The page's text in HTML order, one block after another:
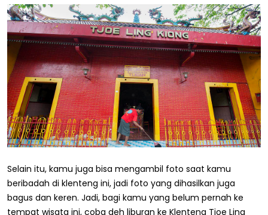
Selain itu, kamu juga bisa mengambil foto saat kamu
beribadah di klenteng ini, jadi foto yang dihasilkan juga
bagus dan keren. Jadi, bagi kamu yang belum pernah ke
tempat wisata ini, coba deh liburan ke Klenteng Tjoe Ling